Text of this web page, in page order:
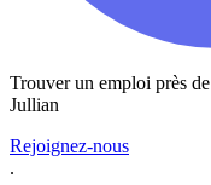
Trouver un emploi près de
Jullian
Rejoignez-nous
.